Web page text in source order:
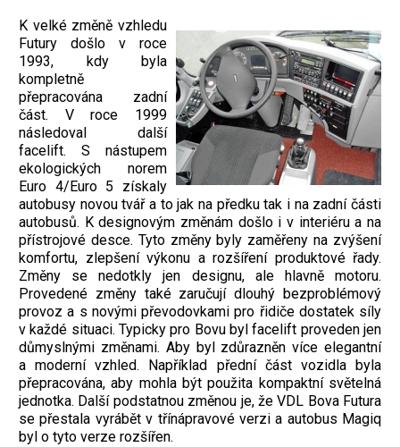
K velké změně vzhledu
Futury došlo v roce
1993, kdy byla
kompletně
přepracována zadní
část. V roce 1999
následoval další
facelift. S nástupem
ekologických norem
Euro 4/Euro 5 získaly
autobusy novou tvář a to jak na předku tak i na zadní části
autobusů. K designovým změnám došlo i v interiéru a na
přístrojové desce. Tyto změny byly zaměřeny na zvýšení
komfortu, zlepšení výkonu a rozšíření produktové řady.
Změny se nedotkly jen designu, ale hlavně motoru.
Provedené změny také zaručují dlouhý bezproblémový
provoz a s novými převodovkami pro řidiče dostatek síly
v každé situaci. Typicky pro Bovu byl facelift proveden jen
důmyslnými změnami. Aby byl zdůrazněn více elegantní
a moderní vzhled. Například přední část vozidla byla
přepracována, aby mohla být použita kompaktní světelná
jednotka. Další podstatnou změnou je, že VDL Bova Futura
se přestala vyrábět v třínápravové verzi a autobus Magiq
byl o tyto verze rozšířen.